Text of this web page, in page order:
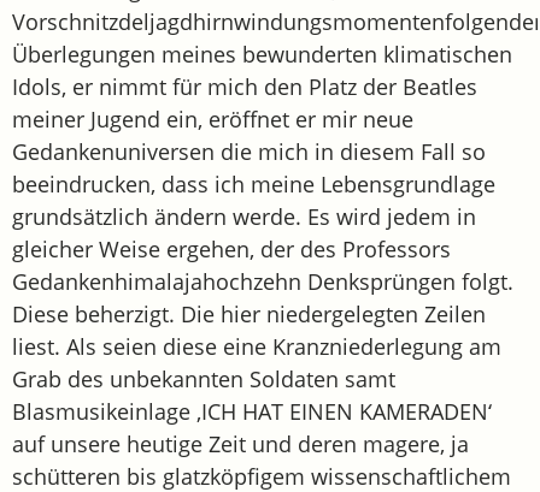
Überlegungen meines bewunderten klimatischen
Idols, er nimmt für mich den Platz der Beatles
meiner Jugend ein, eröffnet er mir neue
Gedankenuniversen die mich in diesem Fall so
beeindrucken, dass ich meine Lebensgrundlage
grundsätzlich ändern werde. Es wird jedem in
gleicher Weise ergehen, der des Professors
Gedankenhimalajahochzehn Denksprüngen folgt.
Diese beherzigt. Die hier niedergelegten Zeilen
liest. Als seien diese eine Kranzniederlegung am
Grab des unbekannten Soldaten samt
Blasmusikeinlage ‚ICH HAT EINEN KAMERADEN‘
auf unsere heutige Zeit und deren magere, ja
schütteren bis glatzköpfigem wissenschaftlichem